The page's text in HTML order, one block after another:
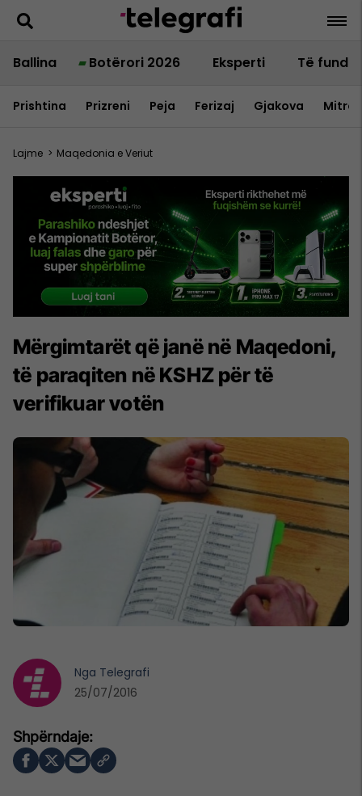
Ballina Botërori 2026 Eksperti Të fundit
Prishtina Prizreni Peja Ferizaj Gjakova
Lajme > Maqedonia e Veriut
Mërgimtarët që janë në Maqedoni,
të paraqiten në KSHZ për të
verifikuar votën
Nga Telegrafi
25/07/2016